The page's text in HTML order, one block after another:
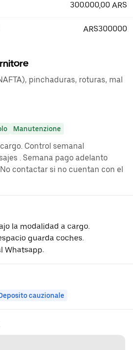
300.000,00 ARS
ARS300000
pinchaduras, roturas, mal
Manutenzione
Control semanal
. Semana pago adelanto
contactar si no cuentan con el
la modalidad a cargo.
guarda coches.
Whatsapp.
cauzionale